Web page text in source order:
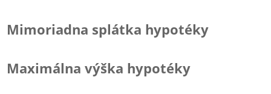
Mimoriadna splátka hypotéky
Maximálna výška hypotéky